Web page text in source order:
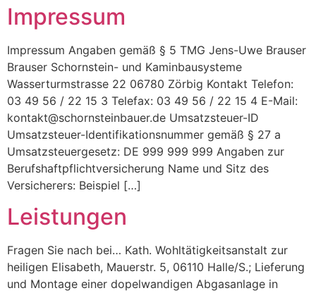
Impressum
Impressum Angaben gemäß § 5 TMG Jens-Uwe Brauser
Brauser Schornstein- und Kaminbausysteme
Wasserturmstrasse 22 06780 Zörbig Kontakt Telefon:
03 49 56 / 22 15 3 Telefax: 03 49 56 / 22 15 4 E-Mail:
kontakt@schornsteinbauer.de Umsatzsteuer-ID
Umsatzsteuer-Identifikationsnummer gemäß § 27 a
Umsatzsteuergesetz: DE 999 999 999 Angaben zur
Berufs­haftpflicht­versicherung Name und Sitz des
Versicherers: Beispiel […]
Leistungen
Fragen Sie nach bei… Kath. Wohltätigkeitsanstalt zur
heiligen Elisabeth, Mauerstr. 5, 06110 Halle/S.; Lieferung
und Montage einer dopelwandigen Abgasanlage in